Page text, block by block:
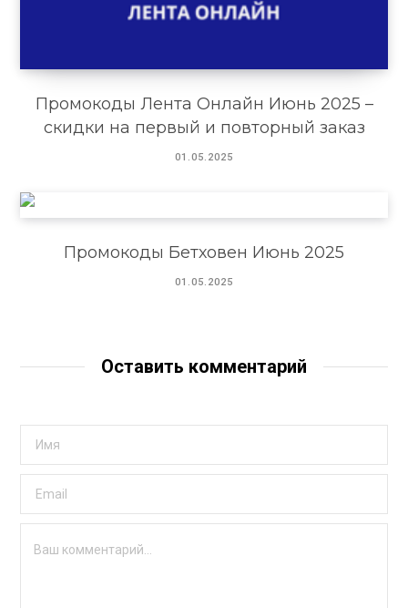
Промокоды Лента Онлайн Июнь 2025 –
скидки на первый и повторный заказ
01.05.2025
Промокоды Бетховен Июнь 2025
01.05.2025
Оставить комментарий